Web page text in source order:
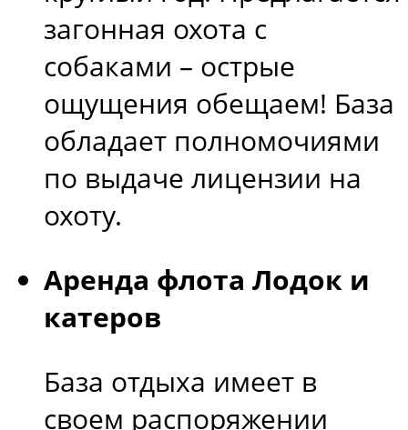
загонная охота с
собаками – острые
ощущения обещаем! База
обладает полномочиями
по выдаче лицензии на
охоту.
Аренда флота Лодок и
катеров
База отдыха имеет в
своем распоряжении